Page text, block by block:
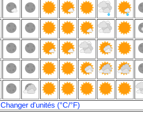
Changer d'unités (°C/°F)